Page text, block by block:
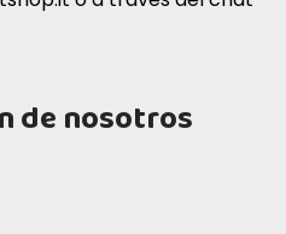
50-65
de nosotros